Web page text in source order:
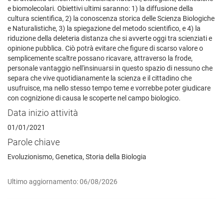
e biomolecolari. Obiettivi ultimi saranno: 1) la diffusione della
cultura scientifica, 2) la conoscenza storica delle Scienza Biologiche
e Naturalistiche, 3) la spiegazione del metodo scientifico, e 4) la
riduzione della deleteria distanza che si avverte oggi tra scienziati e
opinione pubblica. Ciò potrà evitare che figure di scarso valore o
semplicemente scaltre possano ricavare, attraverso la frode,
personale vantaggio nell'insinuarsi in questo spazio di nessuno che
separa che vive quotidianamente la scienza e il cittadino che
usufruisce, ma nello stesso tempo teme e vorrebbe poter giudicare
con cognizione di causa le scoperte nel campo biologico.
Data inizio attività
01/01/2021
Parole chiave
Evoluzionismo, Genetica, Storia della Biologia
Ultimo aggiornamento: 06/08/2026